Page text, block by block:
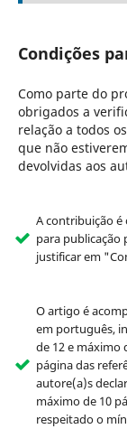
Condições
Como parte do
obrigados a
relação a todos
que não
devolvidas aos
A contribuição é
para publicação
justificar em
O artigo é
em português,
de 12 e máximo
página das
autore(a)s
máximo de 10
respeitado o